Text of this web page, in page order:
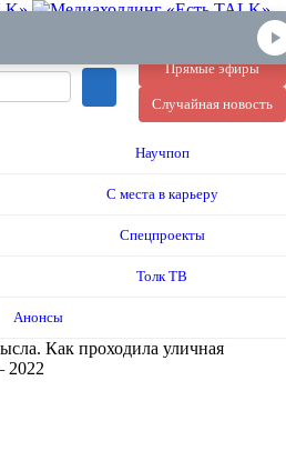
Прямые эфиры
Случайная новость
Научпоп
С места в карьеру
Спецпроекты
Толк ТВ
Анонсы
Как проходила уличная
2022